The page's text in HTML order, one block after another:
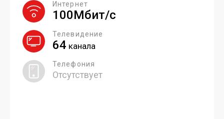
100Мбит/с
Интернет
64 канала
Телевидение
Отсутствует
Телефония